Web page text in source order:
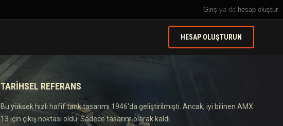
Giriş ya da hesap oluştur
HESAP OLUŞTURUN
TARIHSEL REFERANS
Bu yüksek hızlı hafif tank tasarımı 1946'da geliştirilmişti. Ancak, iyi bilinen AMX
13 için çıkış noktası oldu. Sadece tasarım olarak kaldı.